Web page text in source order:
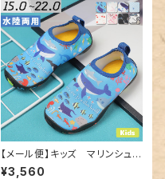
【メール便】キッズ マリンシュー
ズ／shoes176
¥3,560